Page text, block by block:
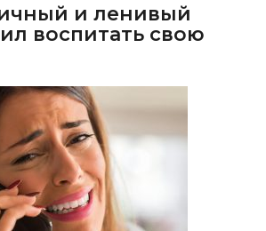
и ленивый
воспитать свою